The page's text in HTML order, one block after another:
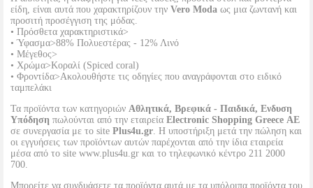
είδη, είναι αυτά που χαρακτηρίζουν την Vero Moda ως μια ζωντανή και
προσιτή προσέγγιση της μόδας.
• Πρόσθετα χαρακτηριστικά>
• Ύφασμα>88% Πολυεστέρας - 12% Λινό
• Μέγεθος>
• Χρώμα>Κοραλί (Spiced coral)
• Φροντίδα>Ακολουθήστε τις οδηγίες που αναγράφονται στο ειδικό
ταμπελάκι
Τα προϊόντα των κατηγοριών Αθλητικά, Βρεφικά - Παιδικά, Ενδυση
Υπόδηση πωλούνται από την εταιρεία Electronic Shopping Greece ΑΕ
σε συνεργασία με το site Plus4u.gr. Η υποστήριξη μετά την πώληση και
οι εγγυήσεις των προϊόντων αυτών παρέχονται από την ίδια εταιρεία
μέσα από το site www.plus4u.gr και το τηλεφωνικό κέντρο 211 2000
700.
Μπορείτε να συνδυάσετε τα προϊόντα αυτά με τα υπόλοιπα προϊόντα του